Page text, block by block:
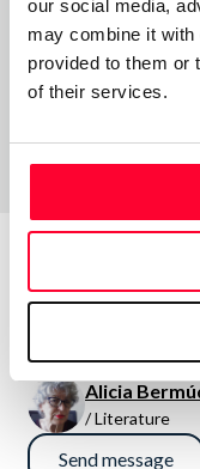
our social media,
may combine it with
provided to them or
of their services.
Comments
About
Alicia
/ Literature
Send message